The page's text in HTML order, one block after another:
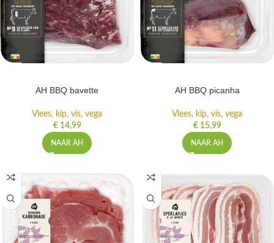
AH BBQ bavette
Vlees, kip, vis, vega
€14,99
NAAR AH
AH BBQ picanha
Vlees, kip, vis, vega
€15,99
NAAR AH